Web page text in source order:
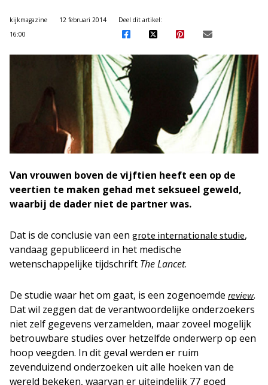
kijkmagazine
12 februari 2014
16:00
Deel dit artikel:
Van vrouwen boven de vijftien heeft een op de
veertien te maken gehad met seksueel geweld,
waarbij de dader niet de partner was.
Dat is de conclusie van een grote internationale studie,
vandaag gepubliceerd in het medische
wetenschappelijke tijdschrift The Lancet.
De studie waar het om gaat, is een zogenoemde review.
Dat wil zeggen dat de verantwoordelijke onderzoekers
niet zelf gegevens verzamelden, maar zoveel mogelijk
betrouwbare studies over hetzelfde onderwerp op een
hoop veegden. In dit geval werden er ruim
zevenduizend onderzoeken uit alle hoeken van de
wereld bekeken, waarvan er uiteindelijk 77 goed